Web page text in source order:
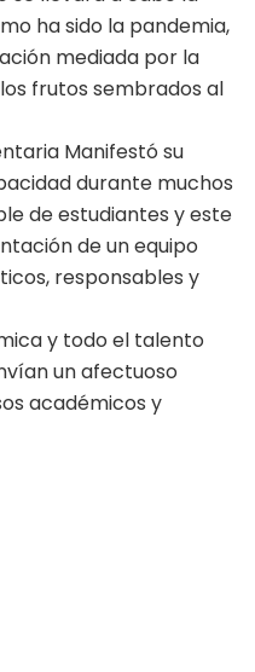
ha sido la pandemia,
mediada por la
frutos sembrados al
Manifestó su
durante muchos
de estudiantes y este
de un equipo
responsables y
y todo el talento
un afectuoso
académicos y